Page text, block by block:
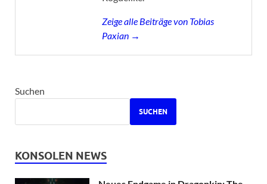
Zeige alle Beiträge von Tobias
Paxian →
Suchen
SUCHEN
KONSOLEN NEWS